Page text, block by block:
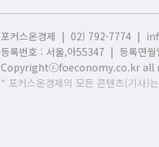
포커스온경제 | 02) 792-7774 |
등록번호 : 서울,아55347 | 등록연
Copyrightⓒfoeconomy.co.kr all
* 포커스온경제의 모든 콘텐츠(기사)